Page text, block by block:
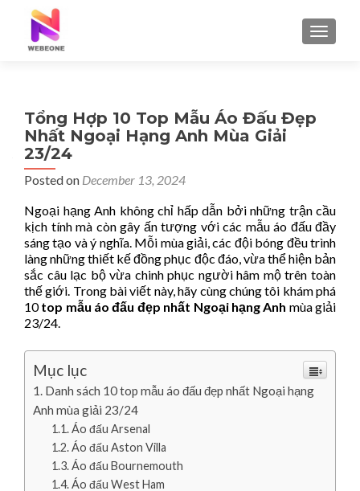
Tổng Hợp 10 Top Mẫu Áo Đấu Đẹp
Nhất Ngoại Hạng Anh Mùa Giải
23/24
Posted on December 13, 2024
Ngoại hạng Anh không chỉ hấp dẫn bởi những trận cầu
kịch tính mà còn gây ấn tượng với các mẫu áo đấu đầy
sáng tạo và ý nghĩa. Mỗi mùa giải, các đội bóng đều trình
làng những thiết kế đồng phục độc đáo, vừa thể hiện bản
sắc câu lạc bộ vừa chinh phục người hâm mộ trên toàn
thế giới. Trong bài viết này, hãy cùng chúng tôi khám phá
10top mẫu áo đấu đẹp nhất Ngoại hạng Anh mùa giải
23/24.
Mục lục
Danh sách 10 top mẫu áo đấu đẹp nhất Ngoại hạng
Anh mùa giải 23/24
Áo đấu Arsenal
Áo đấu Aston Villa
Áo đấu Bournemouth
Áo đấu West Ham